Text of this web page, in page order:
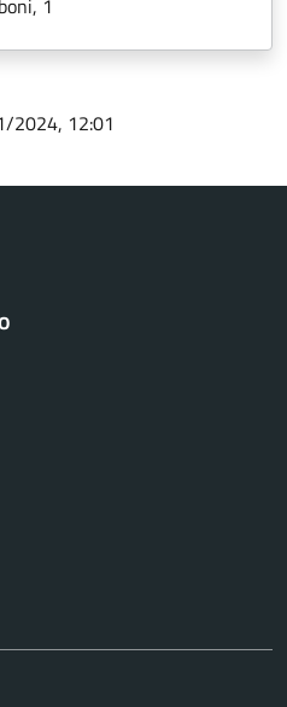
1
2024, 12:01